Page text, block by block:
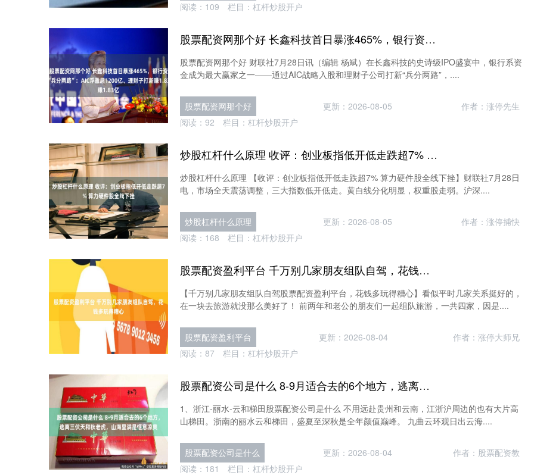
阅读： 109 栏目： 杠杆炒股开户
股票配资网那个好 长鑫科技首日暴涨465%，银行资金“兵分两路”：AIC浮盈超1200亿、理财子打新赚1.83亿
股票配资网那个好 财联社7月28日讯（编辑 杨斌）在长鑫科技的史诗级IPO盛宴中，银行系资
金成为最大赢家之一——通过AIC战略入股和理财子公司打新“兵分两路”，....
股票配资网那个好 更新：2026-08-05
作者：涨停先生
阅读： 92 栏目： 杠杆炒股开户
炒股杠杆什么原理 收评：创业板指低开低走跌超7% 算力硬件股全线下挫
炒股杠杆什么原理 【收评：创业板指低开低走跌超7% 算力硬件股全线下挫】财联社7月28日
电，市场全天震荡调整，三大指数低开低走。黄白线分化明显，权重股走弱。沪深....
炒股杠杆什么原理 更新：2026-08-05
作者：涨停捕快
阅读： 168 栏目： 杠杆炒股开户
股票配资盈利平台 千万别几家朋友组队自驾，花钱多玩得糟心
【千万别几家朋友组队自驾股票配资盈利平台，花钱多玩得糟心】看似平时几家关系挺好的，
在一块去旅游就没那么美好了！ 前两年和老公的朋友们一起组队旅游，一共四家，因是....
股票配资盈利平台 更新：2026-08-04
作者：涨停大师兄
阅读： 87 栏目： 杠杆炒股开户
股票配资公司是什么 8-9月适合去的6个地方，逃离三伏天和秋老虎，山海里满是惬意凉爽
1、浙江-丽水-云和梯田股票配资公司是什么 不用远赴贵州和云南，江浙沪周边的也有大片高
山梯田。浙南的丽水云和梯田，盛夏至深秋是全年颜值巅峰。 九曲云环观日出云海....
股票配资公司是什么 更新：2026-08-04
作者：股票配资教
阅读： 181 栏目： 杠杆炒股开户